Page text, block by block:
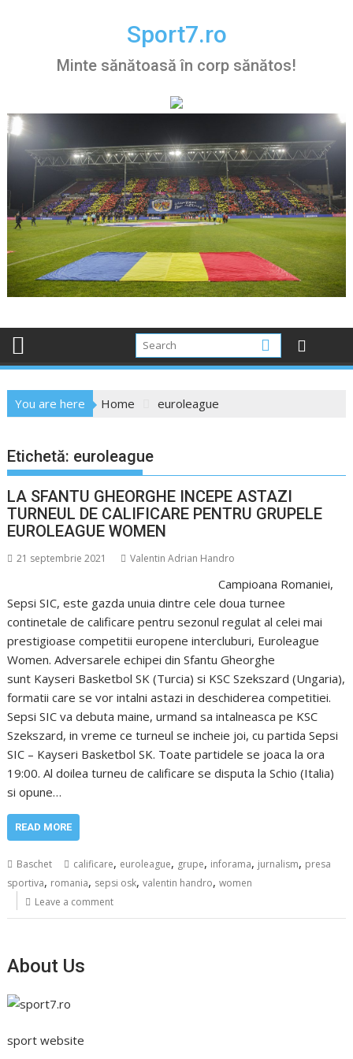
Sport7.ro
Minte sănătoasă în corp sănătos!
You are here Home euroleague
Etichetă: euroleague
LA SFANTU GHEORGHE INCEPE ASTAZI
TURNEUL DE CALIFICARE PENTRU GRUPELE
EUROLEAGUE WOMEN
21 septembrie 2021 Valentin Adrian Handro
Campioana Romaniei,
Sepsi SIC, este gazda unuia dintre cele doua turnee
continetale de calificare pentru sezonul regulat al celei mai
prestigioase competitii europene intercluburi, Euroleague
Women. Adversarele echipei din Sfantu Gheorghe
sunt Kayseri Basketbol SK (Turcia) si KSC Szekszard (Ungaria),
formatii care se vor intalni astazi in deschiderea competitiei.
Sepsi SIC va debuta maine, urmand sa intalneasca pe KSC
Szekszard, in vreme ce turneul se incheie joi, cu partida Sepsi
SIC – Kayseri Basketbol SK. Toate partidele se joaca la ora
19:00. Al doilea turneu de calificare se disputa la Schio (Italia)
si opune…
READ MORE
Baschet calificare, euroleague, grupe, inforama, jurnalism, presa
sportiva, romania, sepsi osk,valentin handro,women
Leave a comment
About Us
sport website